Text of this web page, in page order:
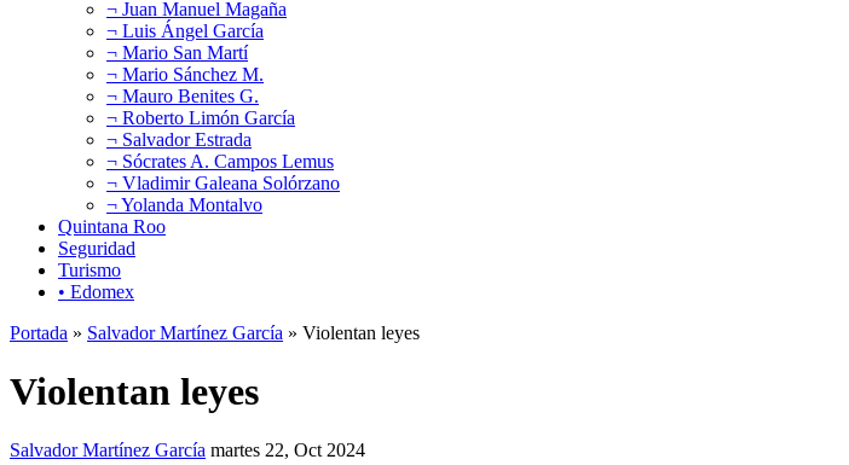
¬ Juan Manuel Magaña
¬ Luis Ángel García
¬ Mario San Martí
¬ Mario Sánchez M.
¬ Mauro Benites G.
¬ Roberto Limón García
¬ Salvador Estrada
¬ Sócrates A. Campos Lemus
¬ Vladimir Galeana Solórzano
¬ Yolanda Montalvo
Quintana Roo
Seguridad
Turismo
• Edomex
Portada » Salvador Martínez García » Violentan leyes
Violentan leyes
Salvador Martínez García martes 22, Oct 2024